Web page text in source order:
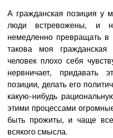
А гражданская позиция у
люди встревожены, и
немедленно превращать в
такова моя
человек плохо себя
нервничает, придавать
позиции, делать его
какую-нибудь
этими процессами
быть прожиты, и чаще
всякого смысла.